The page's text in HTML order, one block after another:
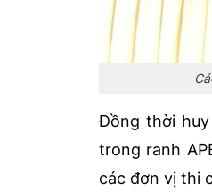
Đồng thời
trong ranh
các đơn vị thi